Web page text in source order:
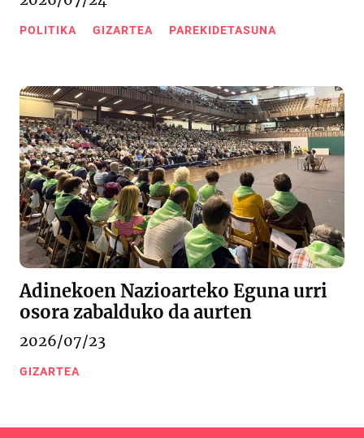
POLITIKA GIZARTEA PAREKIDETASUNA
Adinekoen Nazioarteko Eguna urri
osora zabalduko da aurten
2026/07/23
GIZARTEA